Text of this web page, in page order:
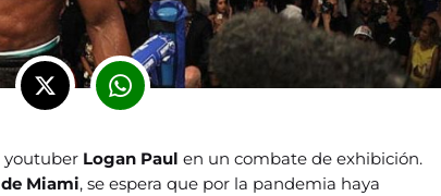
youtuber Logan Paul en un combate de exhibición.
Miami, se espera que por la pandemia haya